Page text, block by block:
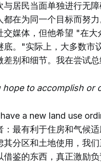
居民当面单独进行无
都在为同一个目标而努
交媒体，但他希望 "在
底。"实际上，大多数市
差别和细节。我在尝试
hope to accomplish or
a new land use
：最有利于住房和气候
其分区和土地使用，我
借鉴的东西，真正激励